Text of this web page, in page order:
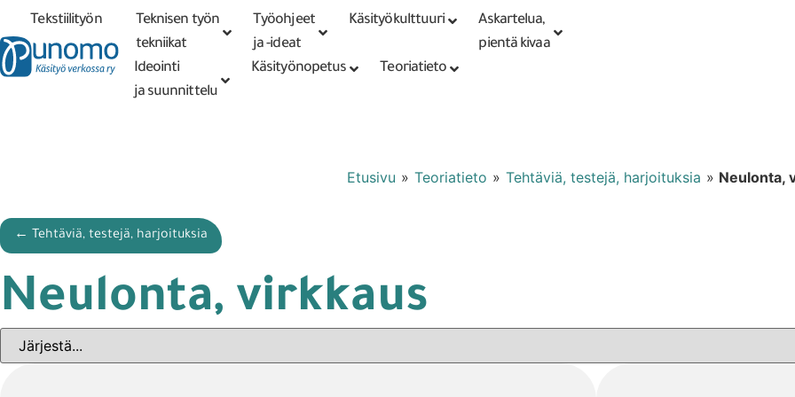
Tarkennettu PunomoputiikkiKirjaudu tai
rekisteröidy
Tekstiilityön
tekniikat
Teknisen työn
tekniikat
Työohjeet
ja -ideat
Käsityökulttuuri
Askartelua,
pientä kivaa
Ideointi
ja suunnittelu
Käsityönopetus Teoriatieto
Etusivu » Teoriatieto » Tehtäviä, testejä, harjoituksia » Neulonta,
← Tehtäviä, testejä, harjoituksia
Neulonta, virkkaus